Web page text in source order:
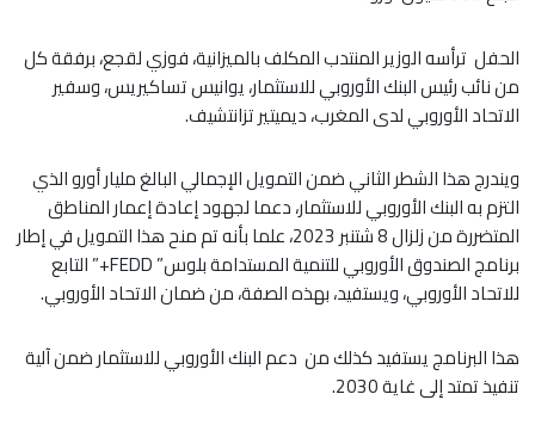
الحفل ترأسه الوزير المنتدب المكلف بالميزانية، فوزي لقجع، برفقة كل
من نائب رئيس البنك الأوروبي للاستثمار، يوانيس تساكيريس، وسفير
الاتحاد الأوروبي لدى المغرب، ديميتير تزانتشيف.
ويندرج هذا الشطر الثاني ضمن التمويل الإجمالي البالغ مليار أورو الذي
التزم به البنك الأوروبي للاستثمار، دعما لجهود إعادة إعمار المناطق
المتضررة من زلزال 8 شتنبر 2023، علما بأنه تم منح هذا التمويل في إطار
برنامج الصندوق الأوروبي للتنمية المستدامة بلوس” FEDD+” التابع
للاتحاد الأوروبي، ويستفيد، بهذه الصفة، من ضمان الاتحاد الأوروبي.
هذا البرنامج يستفيد كذلك من دعم البنك الأوروبي للاستثمار ضمن آلية
تنفيذ تمتد إلى غاية 2030.